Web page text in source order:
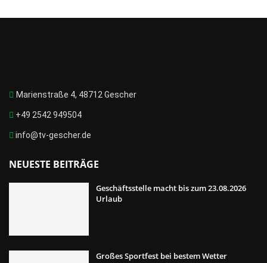
Marienstraße 4, 48712 Gescher
+49 2542 949504
info@tv-gescher.de
NEUESTE BEITRÄGE
Geschäftsstelle macht bis zum 23.08.2026
Urlaub
Großes Sportfest bei bestem Wetter